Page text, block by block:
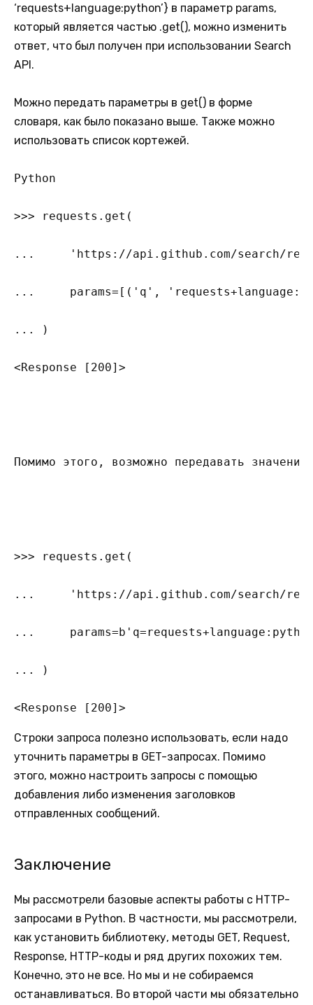
‘requests+language:python’} в параметр params,
который является частью .get(), можно изменить
ответ, что был получен при использовании Search
API.
Можно передать параметры в get() в форме
словаря, как было показано выше. Также можно
использовать список кортежей.
Python
>>> requests.get(
...     'https://api.github.com/search/
...     params=[('q',
... )
<Response [200]>
Помимо этого, возможно передавать
>>> requests.get(
...     'https://api.github.com/search/
...
... )
<Response [200]>
Строки запроса полезно использовать, если надо
уточнить параметры в GET-запросах. Помимо
этого, можно настроить запросы с помощью
добавления либо изменения заголовков
отправленных сообщений.
Заключение
Мы рассмотрели базовые аспекты работы с HTTP-
запросами в Python. В частности, мы рассмотрели,
как установить библиотеку, методы GET, Request,
Response, HTTP-коды и ряд других похожих тем.
Конечно, это не все. Но мы и не собираемся
останавливаться. Во второй части мы обязательно